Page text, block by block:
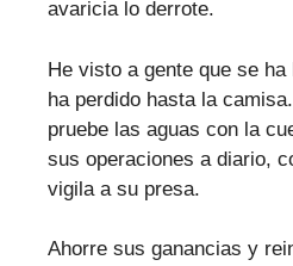
avaricia lo derrote.
He visto a gente que se
ha perdido hasta la
pruebe las aguas con la
sus operaciones a diario,
vigila a su presa.
Ahorre sus ganancias y